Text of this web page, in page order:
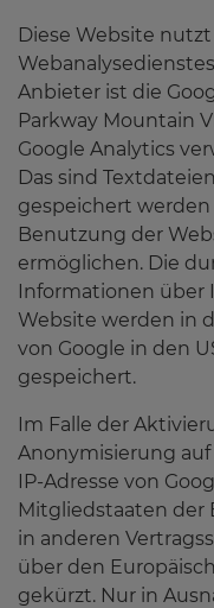
Diese Website
Anbieter ist die
Parkway Mountain
Google Analytics
Das sind
gespeichert
Benutzung der
ermöglichen. Die
Informationen über
Website werden in
von Google in den
gespeichert.
Im Falle der
Anonymisierung
IP-Adresse von
Mitgliedstaaten der
in anderen
über den
gekürzt. Nur in